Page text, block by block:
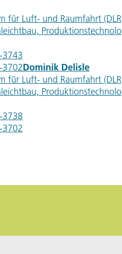
für Luft- und Raumfahrt
3743
3702Dominik Delisle
für Luft- und Raumfahrt
3738
3702